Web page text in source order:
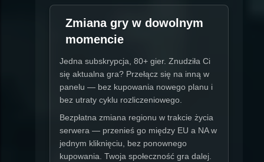
Zmiana gry w dowolnym
momencie
Jedna subskrypcja, 80+ gier. Znudziła Ci
się aktualna gra? Przełącz się na inną w
panelu — bez kupowania nowego planu i
bez utraty cyklu rozliczeniowego.
Bezpłatna zmiana regionu w trakcie życia
serwera — przenieś go między EU a NA w
jednym kliknięciu, bez ponownego
kupowania. Twoja społeczność gra dalej.